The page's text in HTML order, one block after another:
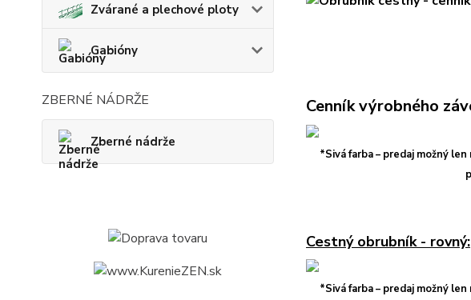
Zvárané a plechové ploty
Gabióny
ZBERNÉ NÁDRŽE
Zberné nádrže
Cenník výrobného
*Sivá farba – predaj možný
Cestný obrubník - rovný:
*Sivá farba – predaj možný